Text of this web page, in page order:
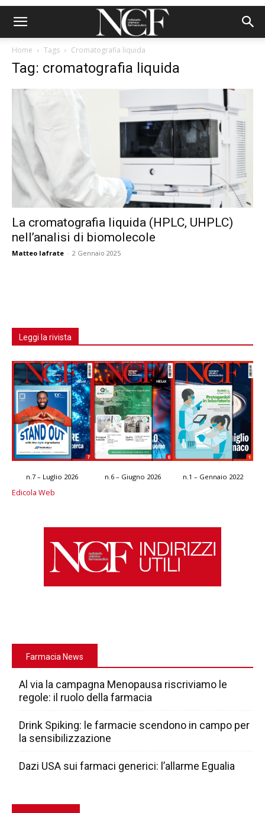
Home Tags Cromatografia liquida
Tag: cromatografia liquida
La cromatografia liquida (HPLC, UHPLC)
nell’analisi di biomolecole
Matteo Iafrate - 2 Gennaio 2025
Leggi la rivista
n.7 – Luglio 2026 n.6 – Giugno 2026 n.1 – Gennaio 2022
Edicola Web
Farmacia News
Al via la campagna Menopausa riscriviamo le
regole: il ruolo della farmacia
Drink Spiking: le farmacie scendono in campo per
la sensibilizzazione
Dazi USA sui farmaci generici: l’allarme Egualia